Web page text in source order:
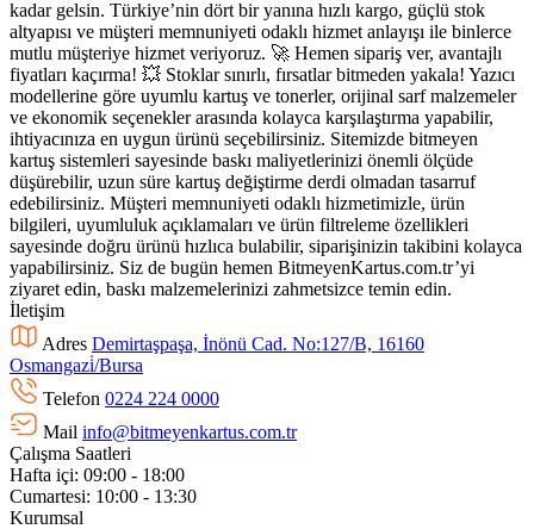
kadar gelsin. Türkiye’nin dört bir yanına hızlı kargo, güçlü stok
altyapısı ve müşteri memnuniyeti odaklı hizmet anlayışı ile binlerce
mutlu müşteriye hizmet veriyoruz. 🚀 Hemen sipariş ver, avantajlı
fiyatları kaçırma! 💥 Stoklar sınırlı, fırsatlar bitmeden yakala! Yazıcı
modellerine göre uyumlu kartuş ve tonerler, orijinal sarf malzemeler
ve ekonomik seçenekler arasında kolayca karşılaştırma yapabilir,
ihtiyacınıza en uygun ürünü seçebilirsiniz. Sitemizde bitmeyen
kartuş sistemleri sayesinde baskı maliyetlerinizi önemli ölçüde
düşürebilir, uzun süre kartuş değiştirme derdi olmadan tasarruf
edebilirsiniz. Müşteri memnuniyeti odaklı hizmetimizle, ürün
bilgileri, uyumluluk açıklamaları ve ürün filtreleme özellikleri
sayesinde doğru ürünü hızlıca bulabilir, siparişinizin takibini kolayca
yapabilirsiniz. Siz de bugün hemen BitmeyenKartus.com.tr’yi
ziyaret edin, baskı malzemelerinizi zahmetsizce temin edin.
İletişim
Adres Demirtaşpaşa, İnönü Cad. No:127/B, 16160
Osmangazi̇/Bursa
Telefon 0224 224 0000
Mail info@bitmeyenkartus.com.tr
Çalışma Saatleri
Hafta içi: 09:00 - 18:00
Cumartesi: 10:00 - 13:30
Kurumsal